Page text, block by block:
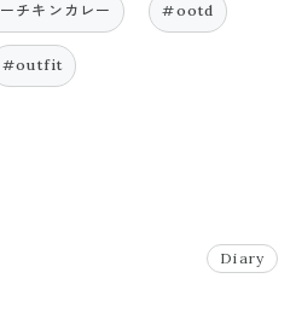
チキンカレー #ootd
#outfit
Diary